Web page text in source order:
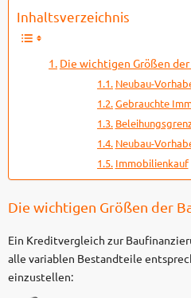
Inhaltsverzeichnis
Die wichtigen Größen
Neubau-
Gebrauchte
Neubau-
Immobilienkauf
Die wichtigen Größen der
Ein Kreditvergleich zur
alle variablen Bestandteile
einzustellen: